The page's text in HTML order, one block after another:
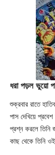
ধরা পড়ল
শুক্রবার রাতে
পাস দেখিয়ে
প্রশ্ন করলে তিনি
কাছ থেকে তিনি